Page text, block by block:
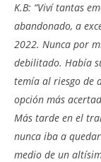
K.B: “Viví tantas
abandonado, a
2022. Nunca por
debilitado. Había
temía al riesgo de
opción más
Más tarde en el
nunca iba a
medio de un